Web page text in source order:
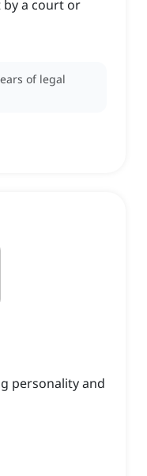
a court or
of legal
personality and